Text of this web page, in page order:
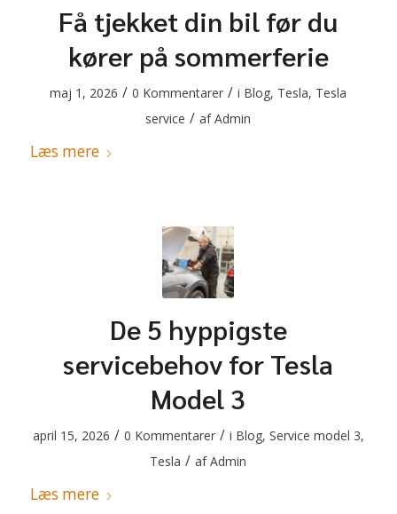
Få tjekket din bil før du
kører på sommerferie
maj 1, 2026 / 0 Kommentarer / i Blog, Tesla, Tesla
service / afAdmin
Læs mere
De 5 hyppigste
servicebehov for Tesla
Model 3
april 15, 2026 / 0 Kommentarer / i Blog, Service model 3,
Tesla / afAdmin
Læs mere